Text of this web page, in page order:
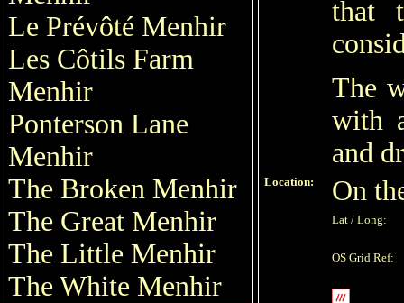
Le Prévôté Menhir
Les Côtils Farm
Menhir
Ponterson Lane
Menhir
The Broken Menhir
The Great Menhir
The Little Menhir
The White Menhir
that
The
with
and
Location: On
Lat / Long:
OS Grid Ref: